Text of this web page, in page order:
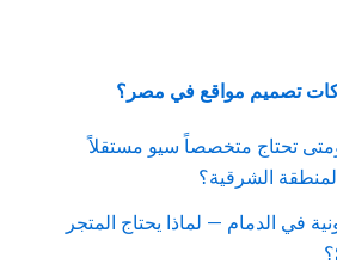
تحتاج متخصصاً سيو مستقلاً
الشرقية؟
في الدمام — لماذا يحتاج المتجر